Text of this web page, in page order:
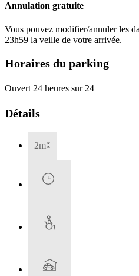
Annulation gratuite
Vous pouvez modifier/annuler les
23h59 la veille de votre arrivée.
Horaires du parking
Ouvert 24 heures sur 24
Détails
2m